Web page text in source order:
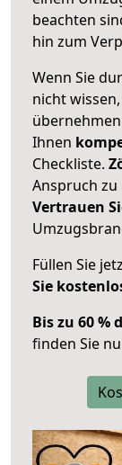
beachten
hin zum
Wenn Sie
nicht
Ihnen
Checkliste.
Anspruch zu
Vertrauen
Füllen Sie
Sie
Bis zu 60 %
finden Sie